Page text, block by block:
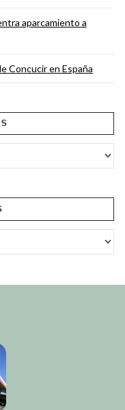
aparcamiento a
Concucir en España